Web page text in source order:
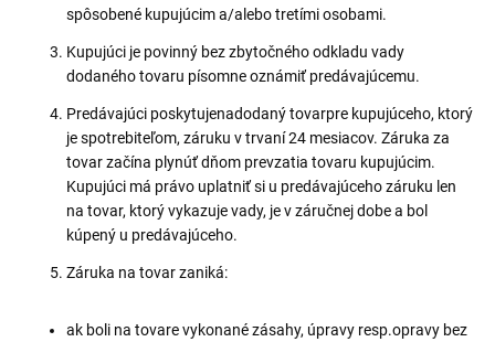
spôsobené kupujúcim a/alebo tretími osobami.
Kupujúci je povinný bez zbytočného odkladu vady
dodaného tovaru písomne oznámiť predávajúcemu.
Predávajúci poskytujenadodaný tovarpre kupujúceho, ktorý
je spotrebiteľom, záruku v trvaní 24 mesiacov. Záruka za
tovar začína plynúť dňom prevzatia tovaru kupujúcim.
Kupujúci má právo uplatniť si u predávajúceho záruku len
na tovar, ktorý vykazuje vady, je v záručnej dobe a bol
kúpený u predávajúceho.
Záruka na tovar zaniká:
ak boli na tovare vykonané zásahy, úpravy resp.opravy bez